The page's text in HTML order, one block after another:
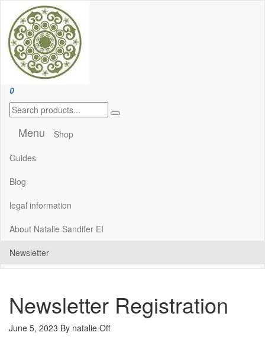
the
content
Handcrafted Jewellery and Gifts | cadeaux faits à la main
0
Menu
Shop
Guides
Blog
legal information
About Natalie Sandifer EI
Newsletter
Newsletter Registration
June 5, 2023 By natalie Off